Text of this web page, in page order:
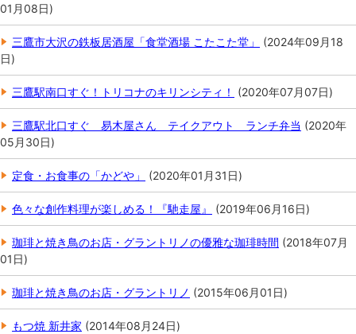
01月08日)
三鷹市大沢の鉄板居酒屋「食堂酒場 こたこた堂」 (2024年09月18
日)
三鷹駅南口すぐ！トリコナのキリンシティ！ (2020年07月07日)
三鷹駅北口すぐ 易木屋さん テイクアウト ランチ弁当 (2020年
05月30日)
定食・お食事の「かどや」 (2020年01月31日)
色々な創作料理が楽しめる！『馳走屋』 (2019年06月16日)
珈琲と焼き鳥のお店・グラントリノの優雅な珈琲時間 (2018年07月
01日)
珈琲と焼き鳥のお店・グラントリノ (2015年06月01日)
もつ焼 新井家 (2014年08月24日)